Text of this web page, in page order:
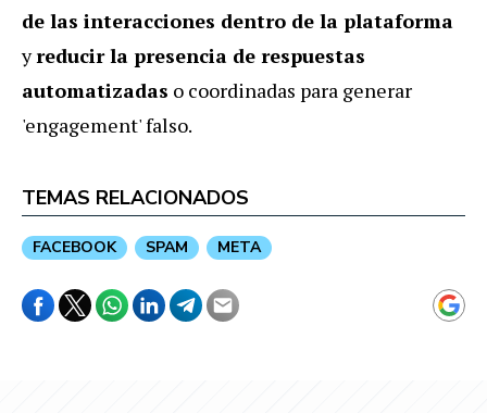
de las interacciones dentro de la plataforma
yreducir la presencia de respuestas
automatizadas o coordinadas para generar
'engagement' falso.
TEMAS RELACIONADOS
FACEBOOK SPAM META